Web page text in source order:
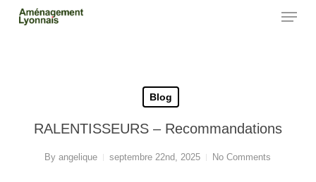
Skip
Menu
Blog
RALENTISSEURS – Recommandations
By angelique septembre 22nd, 2025 No Comments